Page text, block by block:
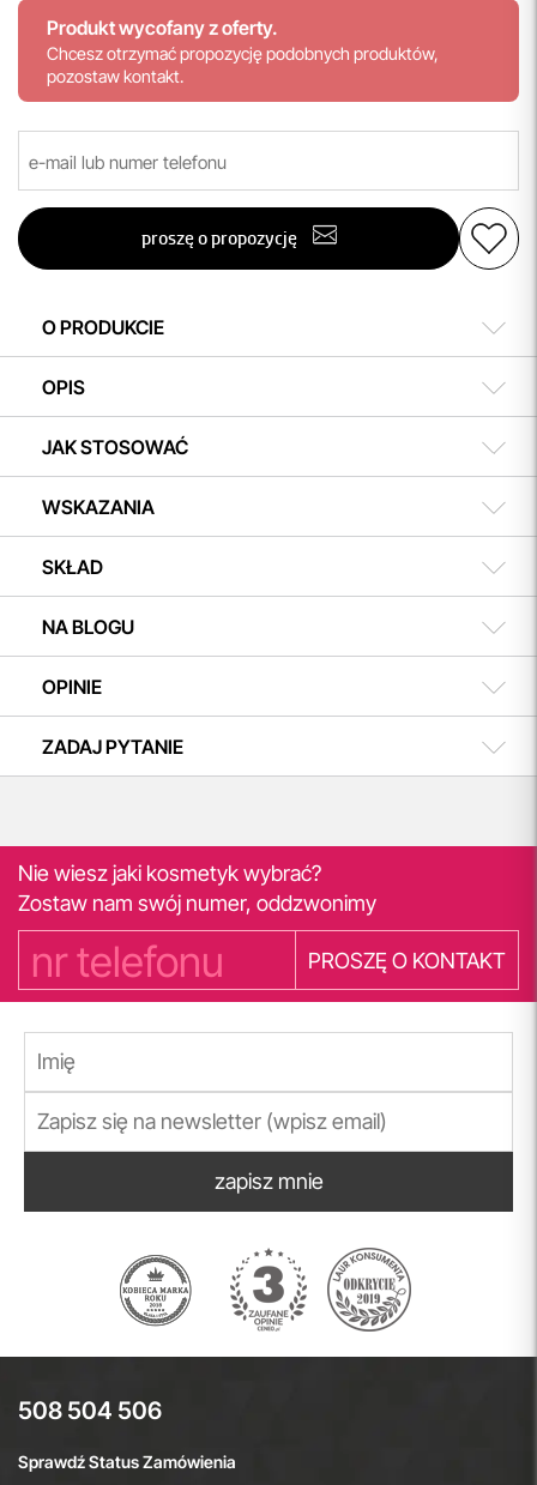
Produkt wycofany z oferty.
Chcesz otrzymać propozycję podobnych produktów,
pozostaw kontakt.
proszę o propozycję
O PRODUKCIE
OPIS
JAK STOSOWAĆ
WSKAZANIA
SKŁAD
NA BLOGU
OPINIE
ZADAJ PYTANIE
Nie wiesz jaki kosmetyk wybrać?
Zostaw nam swój numer, oddzwonimy
PROSZĘ O KONTAKT
zapisz mnie
508 504 506
Sprawdź Status Zamówienia